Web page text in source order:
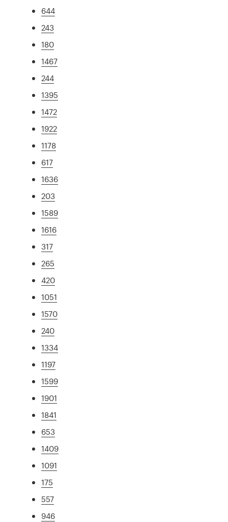
644
243
180
1467
244
1395
1472
1922
1178
617
1636
203
1589
1616
317
265
420
1051
1570
240
1334
1197
1599
1901
1841
653
1409
1091
175
557
946